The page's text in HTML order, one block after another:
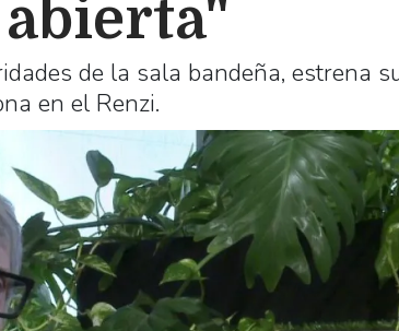
de la sala bandeña, estrena
en el Renzi.